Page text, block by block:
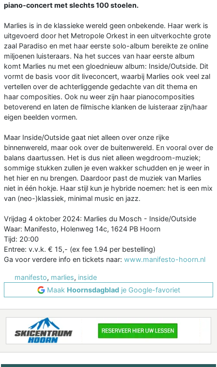
piano-concert met slechts 100 stoelen.
Marlies is in de klassieke wereld geen onbekende. Haar werk is
uitgevoerd door het Metropole Orkest in een uitverkochte grote
zaal Paradiso en met haar eerste solo-album bereikte ze online
miljoenen luisteraars. Na het succes van haar eerste album
komt Marlies nu met een gloednieuw album: Inside/Outside. Dit
vormt de basis voor dit liveconcert, waarbij Marlies ook veel zal
vertellen over de achterliggende gedachte van dit thema en
haar composities. Ook nu weer zijn haar pianocomposities
betoverend en laten de filmische klanken de luisteraar zijn/haar
eigen beelden vormen.
Maar Inside/Outside gaat niet alleen over onze rijke
binnenwereld, maar ook over de buitenwereld. En vooral over de
balans daartussen. Het is dus niet alleen wegdroom-muziek;
sommige stukken zullen je even wakker schudden en je weer in
het hier en nu brengen. Daardoor past de muziek van Marlies
niet in één hokje. Haar stijl kun je hybride noemen: het is een mix
van (neo-)klassiek, minimal music en jazz.
Vrijdag 4 oktober 2024: Marlies du Mosch - Inside/Outside
Waar: Manifesto, Holenweg 14c, 1624 PB Hoorn
Tijd: 20:00
Entree: v.v.k. € 15,- (ex fee 1.94 per bestelling)
Ga voor verdere info en tickets naar: www.manifesto-hoorn.nl
manifesto, marlies, inside
Maak Hoornsdagbladje Google-favoriet